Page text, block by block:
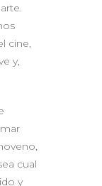
cine,
y,
cual
y